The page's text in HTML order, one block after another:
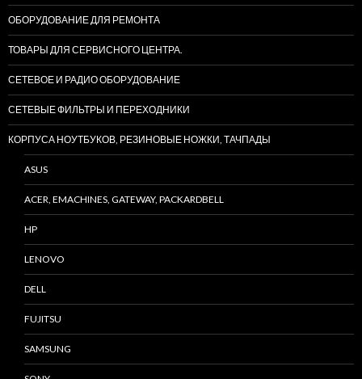
ОБОРУДОВАНИЕ ДЛЯ РЕМОНТА
ТОВАРЫ ДЛЯ СЕРВИСНОГО ЦЕНТРА.
СЕТЕВОЕ И РАДИО ОБОРУДОВАНИЕ
СЕТЕВЫЕ ФИЛЬТРЫ И ПЕРЕХОДНИКИ
КОРПУСА НОУТБУКОВ, РЕЗИНОВЫЕ НОЖКИ, ТАЧПАДЫ
ASUS
ACER, EMACHINES, GATEWAY, PACKARDBELL
HP
LENOVO
DELL
FUJITSU
SAMSUNG